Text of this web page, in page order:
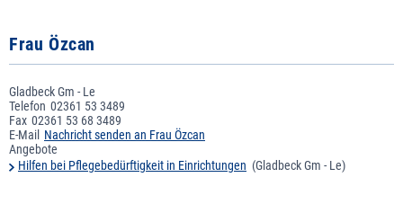
Frau Özcan
Gladbeck Gm - Le
Telefon 02361 53 3489
Fax 02361 53 68 3489
E-Mail Nachricht senden an Frau Özcan
Angebote
Hilfen bei Pflegebedürftigkeit in Einrichtungen (Gladbeck Gm - Le)